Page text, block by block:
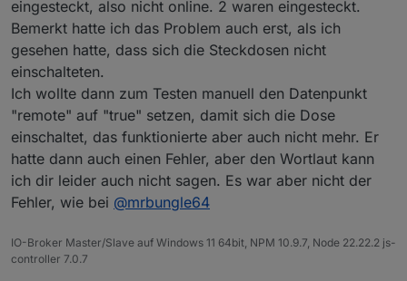
eingesteckt, also nicht online. 2 waren eingesteckt.
Bemerkt hatte ich das Problem auch erst, als ich
gesehen hatte, dass sich die Steckdosen nicht
einschalteten.
Ich wollte dann zum Testen manuell den Datenpunkt
"remote" auf "true" setzen, damit sich die Dose
einschaltet, das funktionierte aber auch nicht mehr. Er
hatte dann auch einen Fehler, aber den Wortlaut kann
ich dir leider auch nicht sagen. Es war aber nicht der
Fehler, wie bei @mrbungle64
IO-Broker Master/Slave auf Windows 11 64bit, NPM 10.9.7, Node 22.22.2 js-
controller 7.0.7